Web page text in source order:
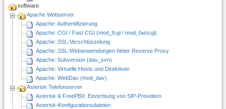
software
Apache Webserver
Apache: Authentifizierung
Apache: CGI / Fast CGI (mod_fcgi / mod_fastcgi)
Apache: SSL-Verschlüsselung
Apache: SSL-Webanwendungen hinter Reverse Proxy
Apache: Subversion (dav_svn)
Apache: Virtuelle Hosts und Direktiven
Apache: WebDav (mod_dav)
Asterisk Telefonserver
Asterisk & FreePBX: Einrichtung von SIP-Providern
Asterisk-Konfigurationsdateien